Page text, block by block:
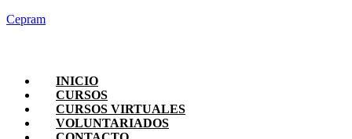
Cepram
INICIO
CURSOS
CURSOS VIRTUALES
VOLUNTARIADOS